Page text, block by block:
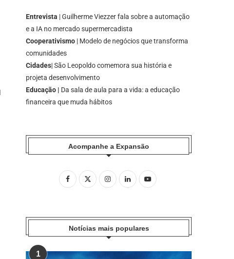
Entrevista | Guilherme Viezzer fala sobre a automação
e a IA no mercado supermercadista
Cooperativismo | Modelo de negócios que transforma
comunidades
Cidades| São Leopoldo comemora sua história e
projeta desenvolvimento
Educação | Da sala de aula para a vida: a educação
financeira que muda hábitos
Acompanhe a Expansão
Notícias mais populares
1